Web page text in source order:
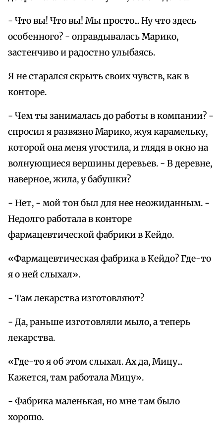
- Что вы! Что вы! Мы просто... Ну что здесь
особенного? - оправдывалась Марико,
застенчиво и радостно улыбаясь.
Я не старался скрыть своих чувств, как в
конторе.
- Чем ты занималась до работы в компании? -
спросил я развязно Марико, жуя карамельку,
которой она меня угостила, и глядя в окно на
волнующиеся вершины деревьев. - В деревне,
наверное, жила, у бабушки?
- Нет, - мой тон был для нее неожиданным. -
Недолго работала в конторе
фармацевтической фабрики в Кейдо.
«Фармацевтическая фабрика в Кейдо? Где-то
я о ней слыхал».
- Там лекарства изготовляют?
- Да, раньше изготовляли мыло, а теперь
лекарства.
«Где-то я об этом слыхал. Ах да, Мицу...
Кажется, там работала Мицу».
- Фабрика маленькая, но мне там было
хорошо.